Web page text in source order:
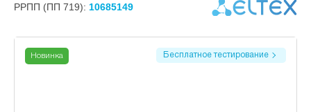
РРПП (ПП 719): 10685149
Новинка Бесплатное тестирование